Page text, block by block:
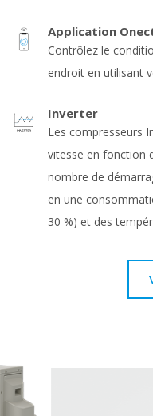
Application
Contrôlez le
endroit en utilisant
Inverter
Les compresseurs
vitesse en fonction
nombre de
en une
30 %) et des